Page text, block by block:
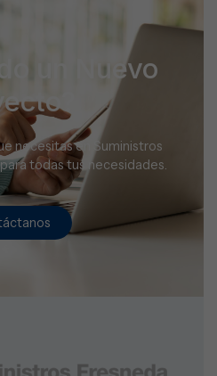
un Nuevo
necesitas en Suministros
todas tus necesidades.